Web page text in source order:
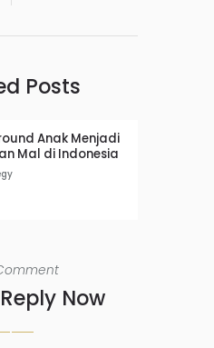
Posts
Anak Menjadi
Mal di Indonesia
Now